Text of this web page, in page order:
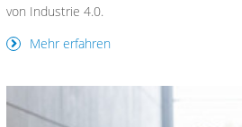
von Industrie 4.0.
Mehr erfahren